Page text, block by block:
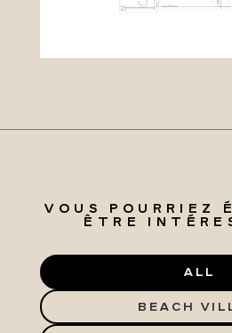
VOUS POURRIEZ
ÊTRE
ALL
BEACH